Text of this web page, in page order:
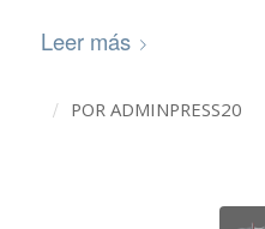
Leer más
/ POR ADMINPRESS20